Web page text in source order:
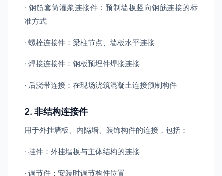
· 钢筋套筒灌浆连接件：预制墙板竖向钢筋连接的标
准方式
· 螺栓连接件：梁柱节点、墙板水平连接
· 焊接连接件：钢板预埋件焊接连接
· 后浇带连接：在现场浇筑混凝土连接预制构件
2. 非结构连接件
用于外挂墙板、内隔墙、装饰构件的连接，包括：
· 挂件：外挂墙板与主体结构的连接
· 调节件：安装时调节构件位置